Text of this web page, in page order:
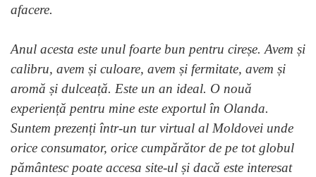
afacere.
Anul acesta este unul foarte bun pentru cireșe. Avem și
calibru, avem și culoare, avem și fermitate, avem și
aromă și dulceață. Este un an ideal. O nouă
experiență pentru mine este exportul în Olanda.
Suntem prezenți într-un tur virtual al Moldovei unde
orice consumator, orice cumpărător de pe tot globul
pământesc poate accesa site-ul și dacă este interesat